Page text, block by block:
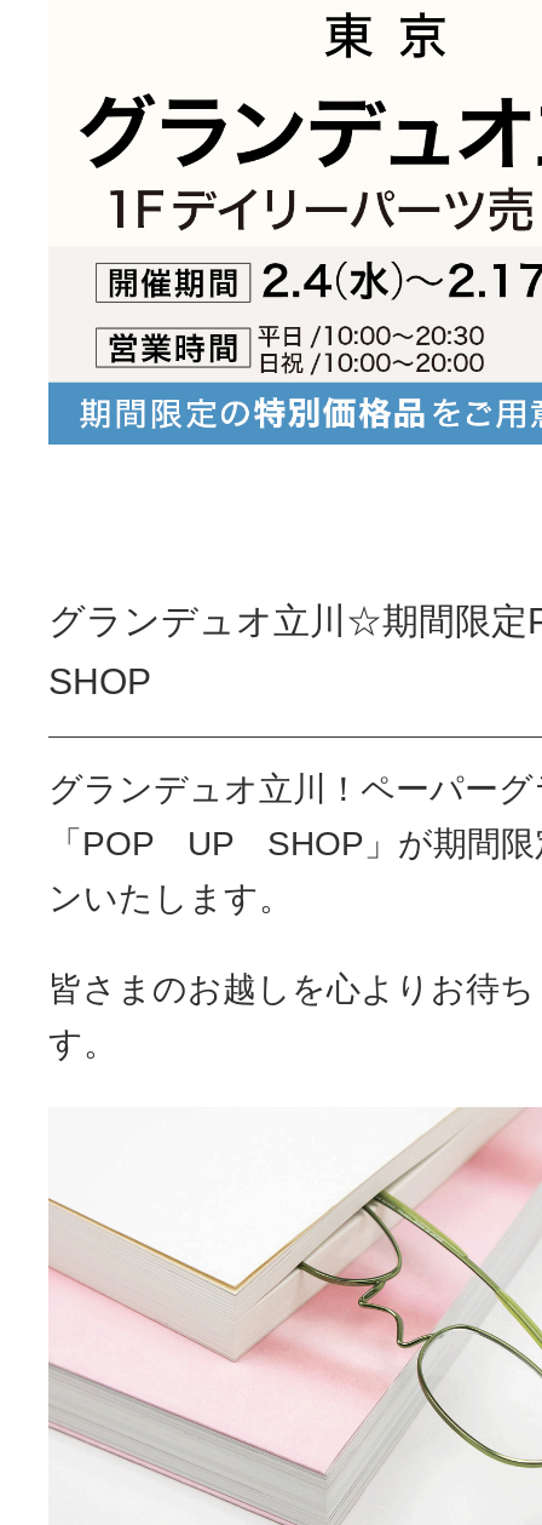
グランデュオ立川☆期間限定
SHOP
グランデュオ立川！ペーパー
「POP UP SHOP」が期間限
ンいたします。
皆さまのお越しを心よりお待
す。